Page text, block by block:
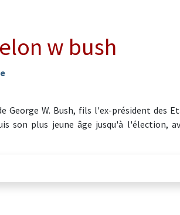
w bush
George W. Bush, fils l'ex-président des
son plus jeune âge jusqu'à l'élection,